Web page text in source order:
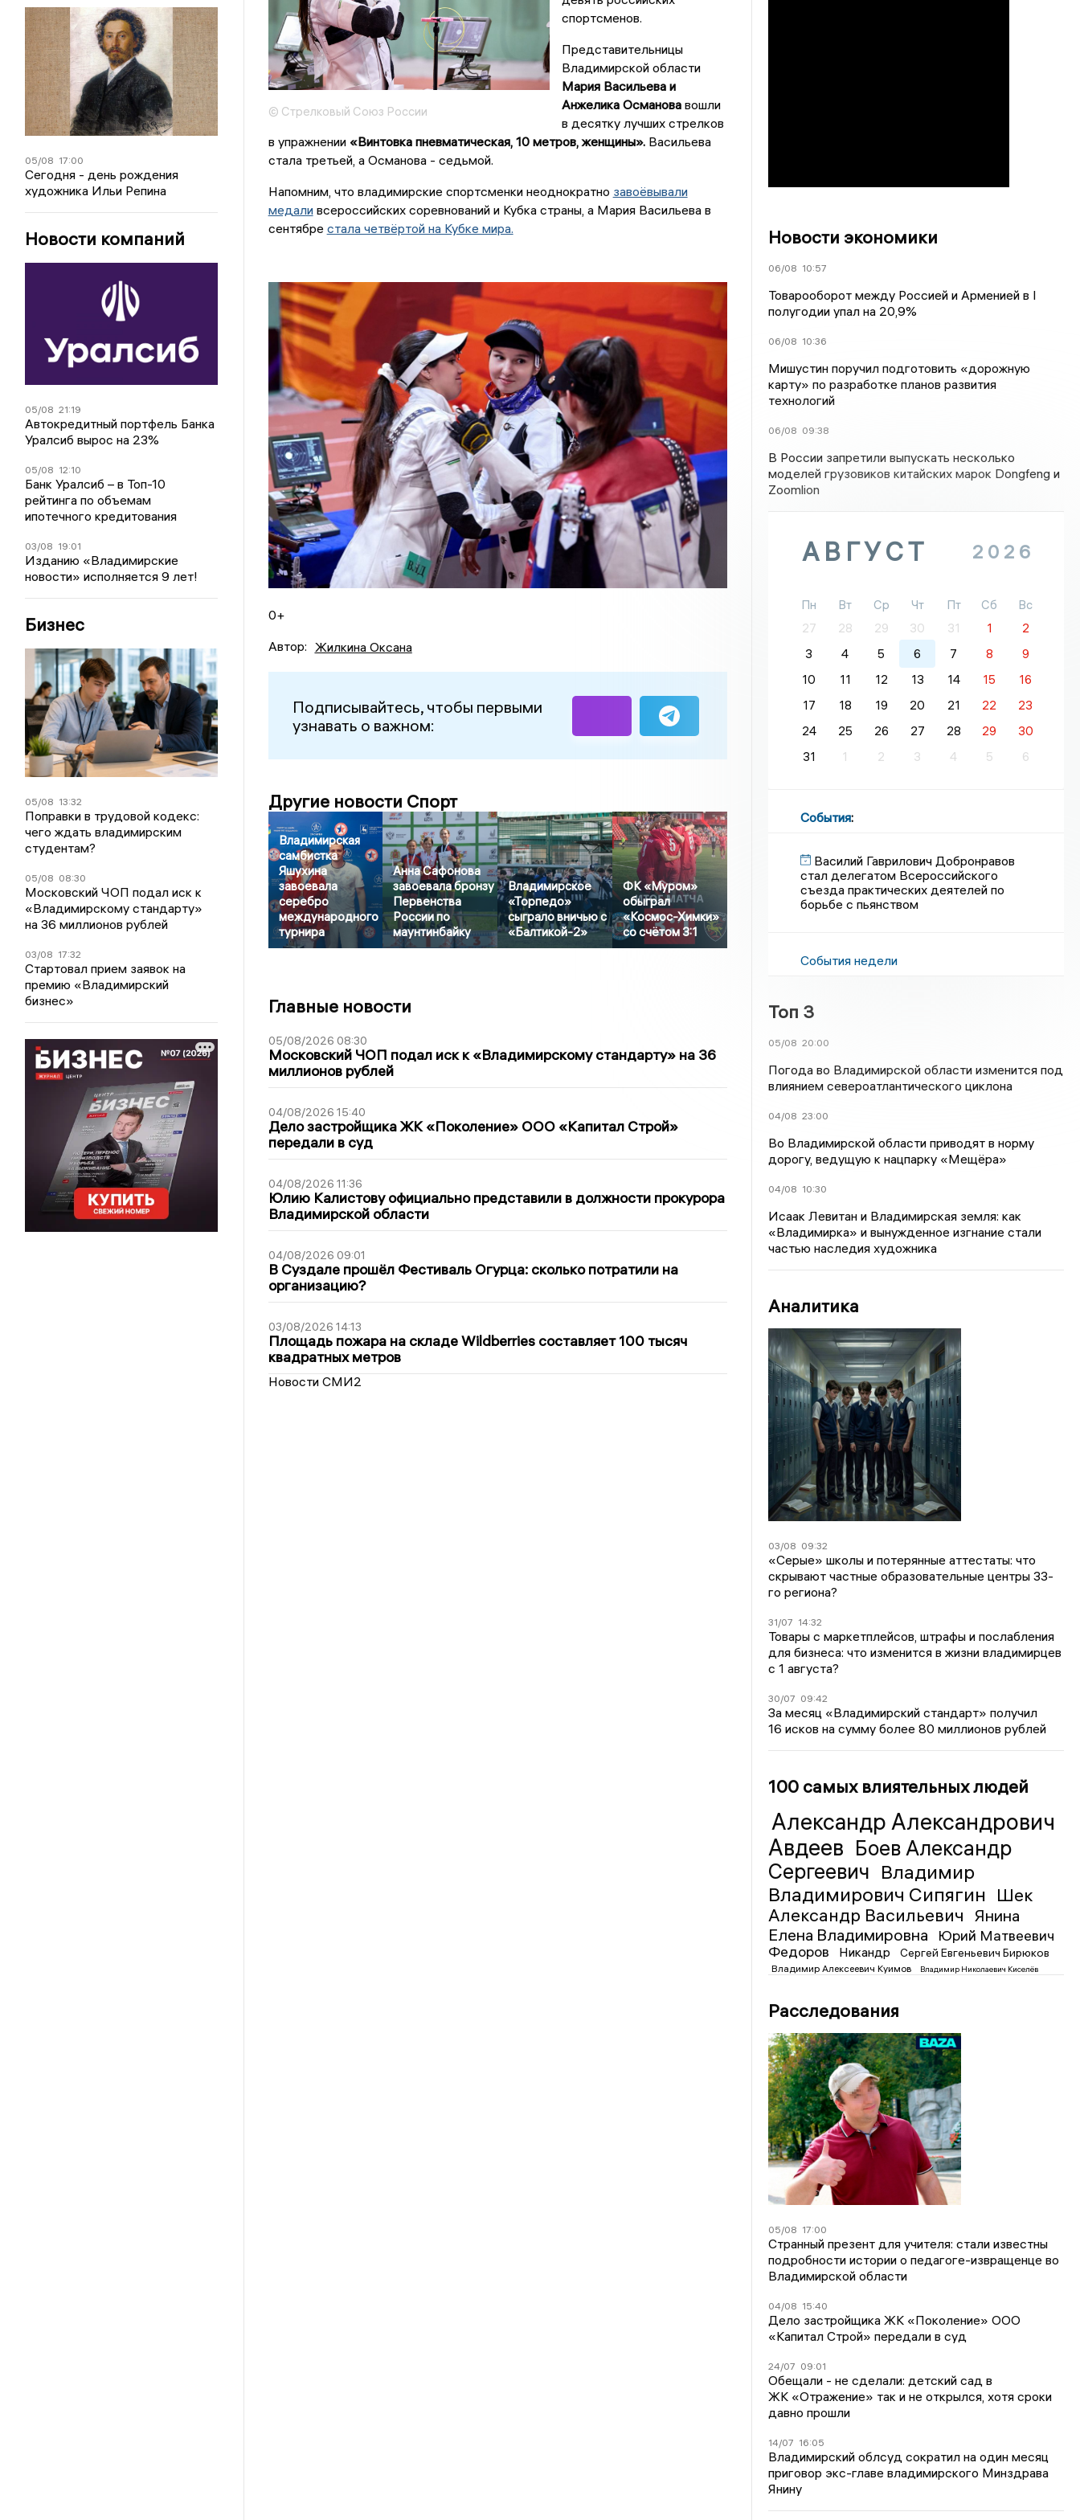
05/08 17:00
Сегодня - день рождения
художника Ильи Репина
Новости компаний
05/08 21:19
Автокредитный портфель Банка
Уралсиб вырос на 23%
05/08 12:10
Банк Уралсиб – в Топ-10
рейтинга по объемам
ипотечного кредитования
03/08 19:01
Изданию «Владимирские
новости» исполняется 9 лет!
Бизнес
05/08 13:32
Поправки в трудовой кодекс:
чего ждать владимирским
студентам?
05/08 08:30
Московский ЧОП подал иск к
«Владимирскому стандарту»
на 36 миллионов рублей
03/08 17:32
Стартовал прием заявок на
премию «Владимирский
бизнес»
© Стрелковый Союз России
спортсменов.
Представительницы
Владимирской области
Мария Васильева и
Анжелика Османовавошли
в десятку лучших стрелков
в упражнении «Винтовка пневматическая, 10 метров, женщины».Васильева
стала третьей, а Османова - седьмой.
Напомним, что владимирские спортсменки неоднократно завоёвывали
медаливсероссийских соревнований и Кубка страны, а Мария Васильева в
сентябре стала четвёртой на Кубке мира.
0+
Автор: Жилкина Оксана
Подписывайтесь, чтобы первыми
узнавать о важном:
Другие новости Спорт
Владимирская
самбистка
Яшухина
завоевала
серебро
международного
турнира
Анна Сафонова
завоевала бронзу
Первенства
России по
маунтинбайку
Владимирское
«Торпедо»
сыграло вничью с
«Балтикой-2»
ФК «Муром»
обыграл
«Космос-Химки»
со счётом 3:1
Главные новости
05/08/2026 08:30
Московский ЧОП подал иск к «Владимирскому стандарту» на 36
миллионов рублей
04/08/2026 15:40
Дело застройщика ЖК «Поколение» ООО «Капитал Строй»
передали в суд
04/08/2026 11:36
Юлию Калистову официально представили в должности прокурора
Владимирской области
04/08/2026 09:01
В Суздале прошёл Фестиваль Огурца: сколько потратили на
организацию?
03/08/2026 14:13
Площадь пожара на складе Wildberries составляет 100 тысяч
квадратных метров
Новости СМИ2
Новости экономики
06/08 10:57
Товарооборот между Россией и Арменией в I
полугодии упал на 20,9%
06/08 10:36
Мишустин поручил подготовить «дорожную
карту» по разработке планов развития
технологий
06/08 09:38
В России запретили выпускать несколько
моделей грузовиков китайских марок Dongfeng и
Zoomlion
АВГУСТ 2026
Пн Вт Ср Чт Пт Сб
Вс
27
28 29 30 31 1
2
3
4 5 6 7 8
9
10
11 12 13 14 15
16
17
18 19 20 21 22
23
24
25 26 27 28 29
30
31
1 2 3 4 5 6
События:
Василий Гаврилович Добронравов
стал делегатом Всероссийского
съезда практических деятелей по
борьбе с пьянством
События недели
Топ 3
05/08 20:00
Погода во Владимирской области изменится под
влиянием североатлантического циклона
04/08 23:00
Во Владимирской области приводят в норму
дорогу, ведущую к нацпарку «Мещёра»
04/08 10:30
Исаак Левитан и Владимирская земля: как
«Владимирка» и вынужденное изгнание стали
частью наследия художника
Аналитика
03/08 09:32
«Серые» школы и потерянные аттестаты: что
скрывают частные образовательные центры 33-
го региона?
31/07 14:32
Товары с маркетплейсов, штрафы и послабления
для бизнеса: что изменится в жизни владимирцев
с 1 августа?
30/07 09:42
За месяц «Владимирский стандарт» получил
16 исков на сумму более 80 миллионов рублей
100 самых влиятельных людей
Александр Александрович
Авдеев Боев Александр
Сергеевич Владимир
Владимирович Сипягин Шек
Александр Васильевич
Янина
Елена Владимировна
Юрий Матвеевич
Федоров
Никандр Сергей Евгеньевич Бирюков
Владимир Алексеевич Куимов Владимир Николаевич Киселёв
Расследования
05/08 17:00
Странный презент для учителя: стали известны
подробности истории о педагоге-извращенце во
Владимирской области
04/08 15:40
Дело застройщика ЖК «Поколение» ООО
«Капитал Строй» передали в суд
24/07 09:01
Обещали - не сделали: детский сад в
ЖК «Отражение» так и не открылся, хотя сроки
давно прошли
14/07 16:05
Владимирский облсуд сократил на один месяц
приговор экс-главе владимирского Минздрава
Янину